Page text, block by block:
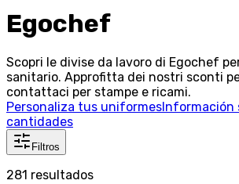
Egochef
Scopri le divise da lavoro di Egochef
sanitario. Approfitta dei nostri sconti
contattaci per stampe e ricami.
Personaliza tus uniformesInformación
cantidades
Filtros
281 resultados